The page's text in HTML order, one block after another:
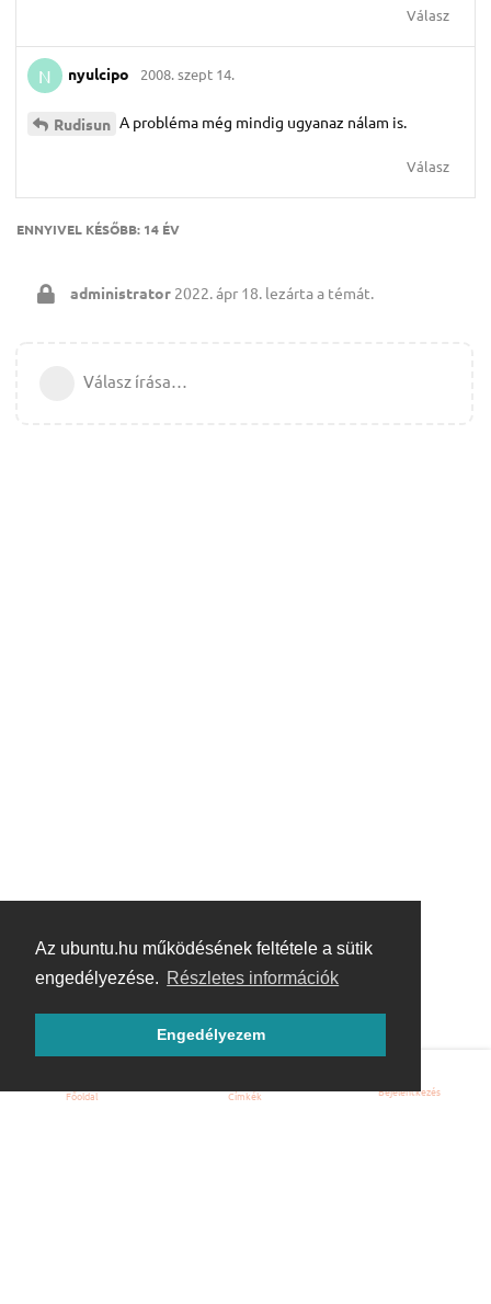
Az ubuntu.hu működésének feltétele a sütik
engedélyezése. Részletes információk
Engedélyezem
Válasz
N nyulcipo 2008. szept 14.
Rudisun A probléma még mindig ugyanaz nálam is.
Válasz
ENNYIVEL KÉSŐBB: 14 ÉV
administrator 2022. ápr 18. lezárta a témát.
Válasz írása…
Főoldal Címkék Bejelentkezés